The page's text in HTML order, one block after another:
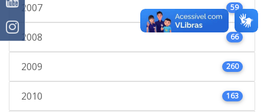
2007 59
2008 66
2009 260
2010 163